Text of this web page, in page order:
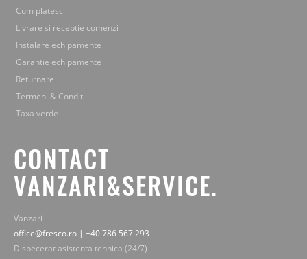
Cum platesc
Livrare si receptie comenzi
Instalare echipamente
Garantie echipamente
Returnare
Termeni & Conditii
Taxa verde
CONTACT
VANZARI&SERVICE.
Vanzari
office@fresco.ro | +40 786 567 293
Dispecerat asistenta tehnica (24/7)